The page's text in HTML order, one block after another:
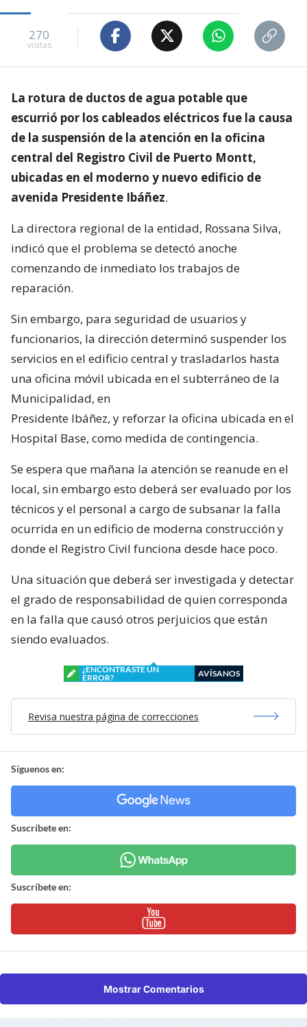
270
visitas
La rotura de ductos de agua potable que
escurrió por los cableados eléctricos fue la causa
de la suspensión de la atención en la oficina
central del Registro Civil de Puerto Montt,
ubicadas en el moderno y nuevo edificio de
avenida Presidente Ibáñez.
La directora regional de la entidad, Rossana Silva,
indicó que el problema se detectó anoche
comenzando de inmediato los trabajos de
reparación.
Sin embargo, para seguridad de usuarios y
funcionarios, la dirección determinó suspender los
servicios en el edificio central y trasladarlos hasta
una oficina móvil ubicada en el subterráneo de la
Municipalidad, en
Presidente Ibáñez, y reforzar la oficina ubicada en el
Hospital Base, como medida de contingencia.
Se espera que mañana la atención se reanude en el
local, sin embargo esto deberá ser evaluado por los
técnicos y el personal a cargo de subsanar la falla
ocurrida en un edificio de moderna construcción y
donde el Registro Civil funciona desde hace poco.
Una situación que deberá ser investigada y detectar
el grado de responsabilidad de quien corresponda
en la falla que causó otros perjuicios que están
siendo evaluados.
¿ENCONTRASTE UN
ERROR?
AVÍSANOS
Revisa nuestra página de correcciones
Síguenos en:
Suscríbete en:
Suscríbete en:
Mostrar Comentarios